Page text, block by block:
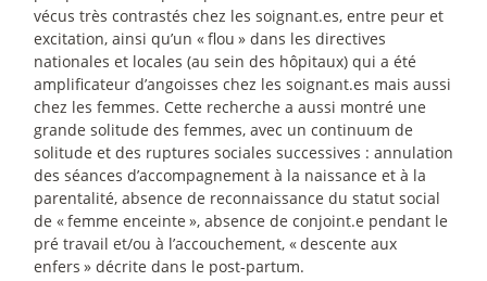
vécus très contrastés chez les soignant.es, entre peur et
excitation, ainsi qu’un «flou » dans les directives
nationales et locales (au sein des hôpitaux) qui a été
amplificateur d’angoisses chez les soignant.es mais aussi
chez les femmes. Cette recherche a aussi montré une
grande solitude des femmes, avec un continuum de
solitude et des ruptures sociales successives : annulation
des séances d’accompagnement à la naissance et à la
parentalité, absence de reconnaissance du statut social
de «femme enceinte », absence de conjoint.e pendant le
pré travail et/ou à l’accouchement, «descente aux
enfers » décrite dans le post-partum.